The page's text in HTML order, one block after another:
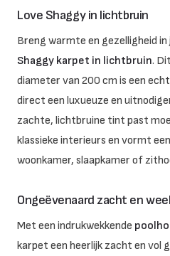
Love Shaggy in lichtbruin
Breng warmte en gezelligheid
Shaggy karpet in lichtbruin.
diameter van 200 cm is een
direct een luxueuze en
zachte, lichtbruine tint past
klassieke interieurs en vormt
woonkamer, slaapkamer of
Ongeëvenaard zacht en
Met een indrukwekkende
karpet een heerlijk zacht en vol